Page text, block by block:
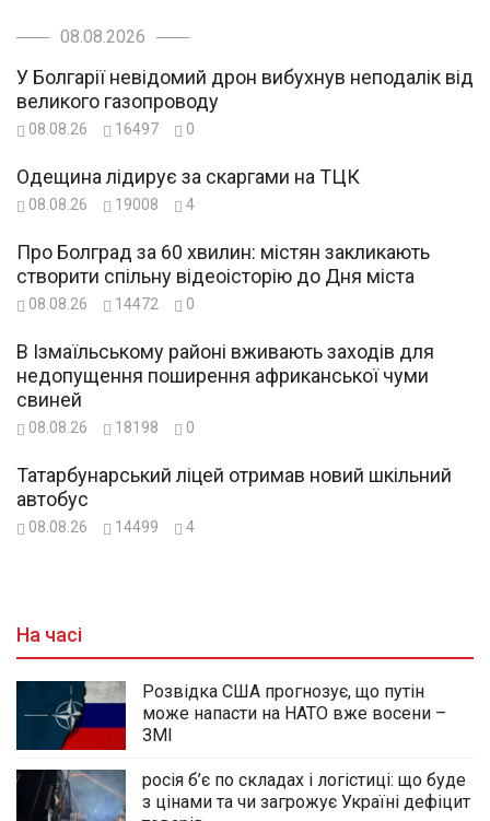
08.08.2026
У Болгарії невідомий дрон вибухнув неподалік від
великого газопроводу
08.08.26 16497 0
Одещина лідирує за скаргами на ТЦК
08.08.26 19008 4
Про Болград за 60 хвилин: містян закликають
створити спільну відеоісторію до Дня міста
08.08.26 14472 0
В Ізмаїльському районі вживають заходів для
недопущення поширення африканської чуми
свиней
08.08.26 18198 0
Татарбунарський ліцей отримав новий шкільний
автобус
08.08.26 14499 4
На часі
Розвідка США прогнозує, що путін
може напасти на НАТО вже восени –
ЗМІ
росія б’є по складах і логістиці: що буде
з цінами та чи загрожує Україні дефіцит